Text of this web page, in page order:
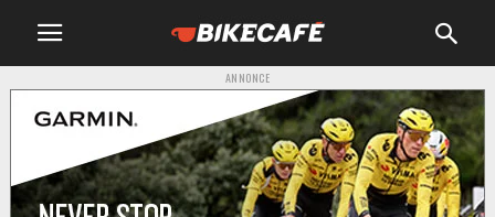
ANNONCE